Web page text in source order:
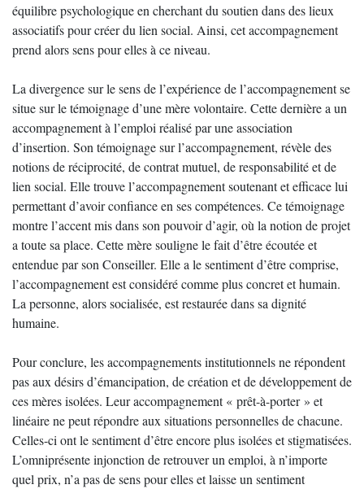
équilibre psychologique en cherchant du soutien dans des lieux
associatifs pour créer du lien social. Ainsi, cet accompagnement
prend alors sens pour elles à ce niveau.
La divergence sur le sens de l’expérience de l’accompagnement se
situe sur le témoignage d’une mère volontaire. Cette dernière a un
accompagnement à l’emploi réalisé par une association
d’insertion. Son témoignage sur l’accompagnement, révèle des
notions de réciprocité, de contrat mutuel, de responsabilité et de
lien social. Elle trouve l’accompagnement soutenant et efficace lui
permettant d’avoir confiance en ses compétences. Ce témoignage
montre l’accent mis dans son pouvoir d’agir, où la notion de projet
a toute sa place. Cette mère souligne le fait d’être écoutée et
entendue par son Conseiller. Elle a le sentiment d’être comprise,
l’accompagnement est considéré comme plus concret et humain.
La personne, alors socialisée, est restaurée dans sa dignité
humaine.
Pour conclure, les accompagnements institutionnels ne répondent
pas aux désirs d’émancipation, de création et de développement de
ces mères isolées. Leur accompagnement « prêt-à-porter » et
linéaire ne peut répondre aux situations personnelles de chacune.
Celles-ci ont le sentiment d’être encore plus isolées et stigmatisées.
L’omniprésente injonction de retrouver un emploi, à n’importe
quel prix, n’a pas de sens pour elles et laisse un sentiment